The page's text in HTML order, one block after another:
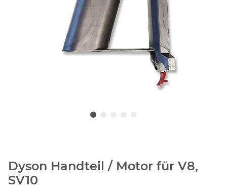
Dyson Handteil / Motor für V8,
SV10